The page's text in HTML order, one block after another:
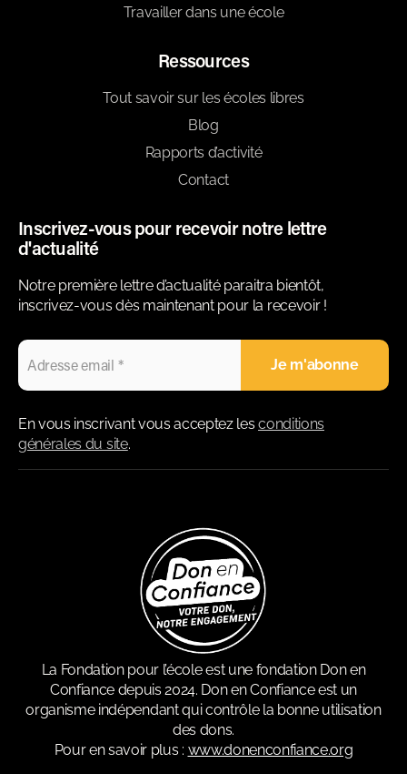
Travailler dans une école
Ressources
Tout savoir sur les écoles libres
Blog
Rapports d’activité
Contact
Inscrivez-vous pour recevoir notre lettre
d'actualité
Notre première lettre d’actualité paraitra bientôt,
inscrivez-vous dès maintenant pour la recevoir !
En vous inscrivant vous acceptez lesconditions
générales du site.
La Fondation pour l’école est une fondation Don en
Confiance depuis 2024. Don en Confiance est un
organisme indépendant qui contrôle la bonne utilisation
des dons.
Pour en savoir plus : www.donenconfiance.org